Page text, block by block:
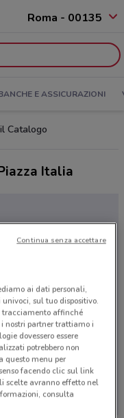
Roma - 00135
E ASSICURAZIONI
Catalogo
Italia
pubblicato
più tardi.
ai dati personali,
sul tuo dispositivo.
tracciamento affinché
nostri partner trattiamo i
dovessero essere
potrebbero non
questo menu per
facendo clic sul link
scelte avranno effetto nel
consulta
Continua senza accettare